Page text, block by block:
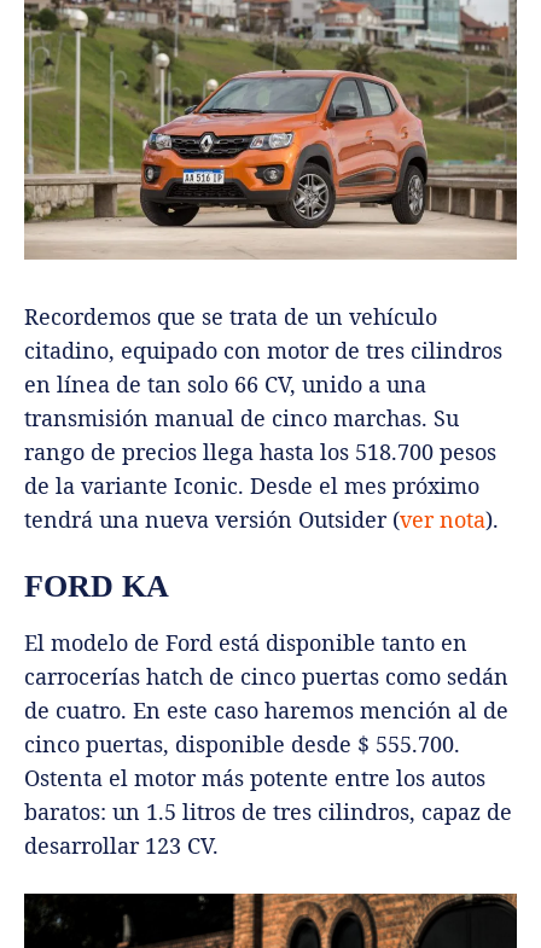
Recordemos que se trata de un vehículo
citadino, equipado con motor de tres cilindros
en línea de tan solo 66 CV, unido a una
transmisión manual de cinco marchas. Su
rango de precios llega hasta los 518.700 pesos
de la variante Iconic. Desde el mes próximo
tendrá una nueva versión Outsider (ver nota).
FORD KA
El modelo de Ford está disponible tanto en
carrocerías hatch de cinco puertas como sedán
de cuatro. En este caso haremos mención al de
cinco puertas, disponible desde $ 555.700.
Ostenta el motor más potente entre los autos
baratos: un 1.5 litros de tres cilindros, capaz de
desarrollar 123 CV.